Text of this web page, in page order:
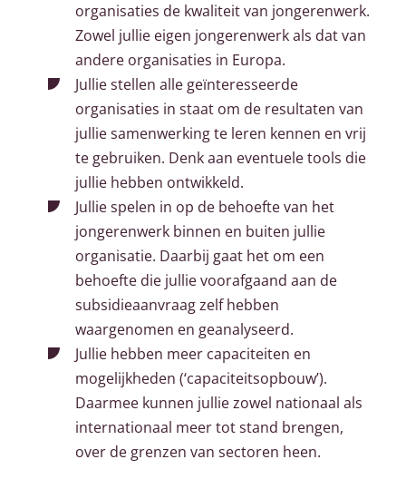
organisaties de kwaliteit van jongerenwerk.
Zowel jullie eigen jongerenwerk als dat van
andere organisaties in Europa.
Jullie stellen alle geïnteresseerde
organisaties in staat om de resultaten van
jullie samenwerking te leren kennen en vrij
te gebruiken. Denk aan eventuele tools die
jullie hebben ontwikkeld.
Jullie spelen in op de behoefte van het
jongerenwerk binnen en buiten jullie
organisatie. Daarbij gaat het om een
behoefte die jullie voorafgaand aan de
subsidieaanvraag zelf hebben
waargenomen en geanalyseerd.
Jullie hebben meer capaciteiten en
mogelijkheden (‘capaciteitsopbouw’).
Daarmee kunnen jullie zowel nationaal als
internationaal meer tot stand brengen,
over de grenzen van sectoren heen.